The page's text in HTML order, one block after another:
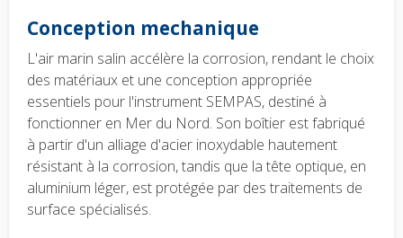
Conception mechanique
L'air marin salin accélère la corrosion, rendant le choix
des matériaux et une conception appropriée
essentiels pour l'instrument SEMPAS, destiné à
fonctionner en Mer du Nord. Son boîtier est fabriqué
à partir d'un alliage d'acier inoxydable hautement
résistant à la corrosion, tandis que la tête optique, en
aluminium léger, est protégée par des traitements de
surface spécialisés.